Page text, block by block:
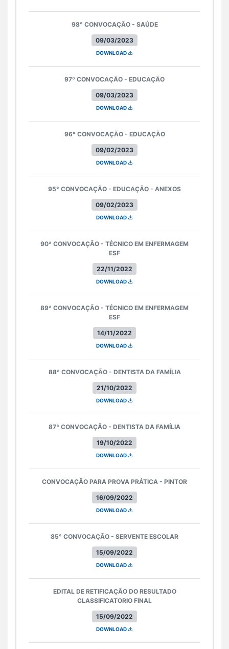
09/03/2023
98° CONVOCAÇÃO - SAÚDE
DOWNLOAD
09/03/2023
97º CONVOCAÇÃO - EDUCAÇÃO
DOWNLOAD
09/02/2023
96° CONVOCAÇÃO - EDUCAÇÃO
DOWNLOAD
09/02/2023
95° CONVOCAÇÃO - EDUCAÇÃO - ANEXOS
DOWNLOAD
22/11/2022
90ª CONVOCAÇÃO - TÉCNICO EM ENFERMAGEM
ESF
DOWNLOAD
14/11/2022
89ª CONVOCAÇÃO - TÉCNICO EM ENFERMAGEM
ESF
DOWNLOAD
21/10/2022
88ª CONVOCAÇÃO - DENTISTA DA FAMÍLIA
DOWNLOAD
19/10/2022
87ª CONVOCAÇÃO - DENTISTA DA FAMÍLIA
DOWNLOAD
16/09/2022
CONVOCAÇÃO PARA PROVA PRÁTICA - PINTOR
DOWNLOAD
15/09/2022
85° CONVOCAÇÃO - SERVENTE ESCOLAR
DOWNLOAD
15/09/2022
EDITAL DE RETIFICAÇÃO DO RESULTADO
CLASSIFICATORIO FINAL
DOWNLOAD